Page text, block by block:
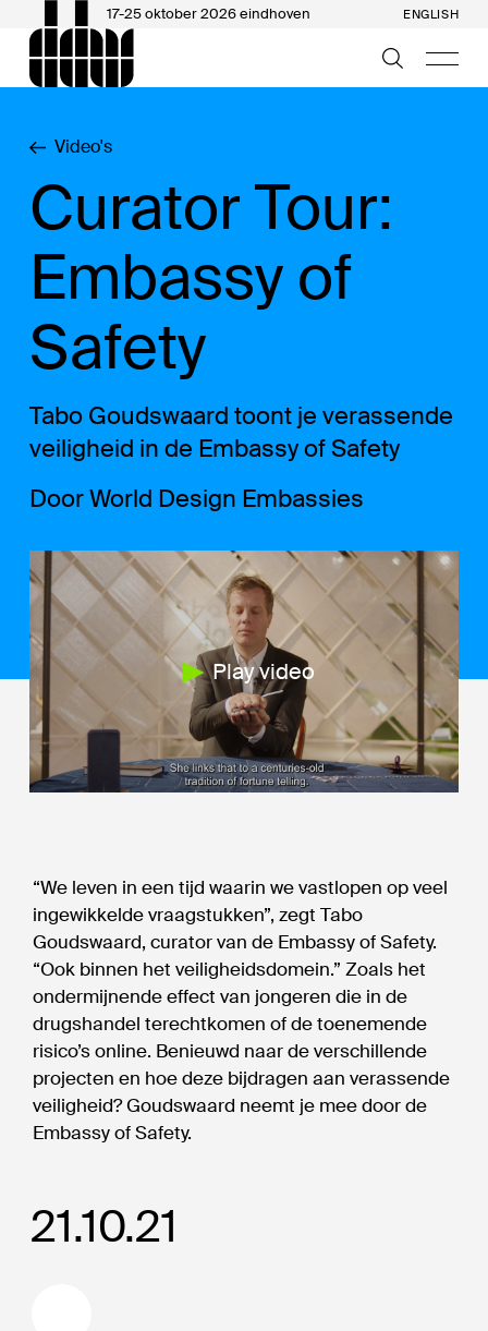
17-25 oktober 2026 eindhoven ENGLISH
Video's
Curator Tour:
Embassy of
Safety
Tabo Goudswaard toont je verassende
veiligheid in de Embassy of Safety
Door World Design Embassies
Play video
21.10.21
“We leven in een tijd waarin we vastlopen op veel
ingewikkelde vraagstukken”, zegt Tabo
Goudswaard, curator van de Embassy of Safety.
“Ook binnen het veiligheidsdomein.” Zoals het
ondermijnende effect van jongeren die in de
drugshandel terechtkomen of de toenemende
risico’s online. Benieuwd naar de verschillende
projecten en hoe deze bijdragen aan verassende
veiligheid? Goudswaard neemt je mee door de
Embassy of Safety.